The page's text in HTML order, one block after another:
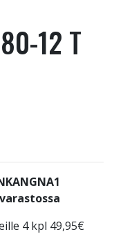
12 T
4 kpl 49,95€